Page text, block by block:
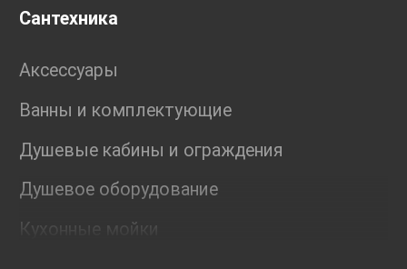
Сантехника
Аксессуары
Ванны и комплектующие
Душевые кабины и ограждения
Душевое оборудование
Кухонные мойки